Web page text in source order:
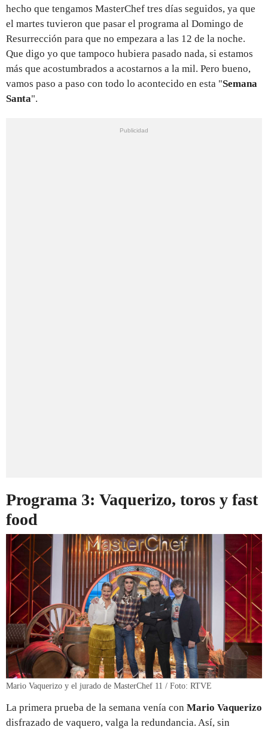
hecho que tengamos MasterChef tres días seguidos, ya que
el martes tuvieron que pasar el programa al Domingo de
Resurrección para que no empezara a las 12 de la noche.
Que digo yo que tampoco hubiera pasado nada, si estamos
más que acostumbrados a acostarnos a la mil. Pero bueno,
vamos paso a paso con todo lo acontecido en esta "Semana
Santa".
Programa 3: Vaquerizo, toros y fast
food
Mario Vaquerizo y el jurado de MasterChef 11 / Foto: RTVE
La primera prueba de la semana venía con Mario Vaquerizo
disfrazado de vaquero, valga la redundancia. Así, sin